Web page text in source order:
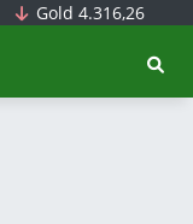
Gold4.316,26